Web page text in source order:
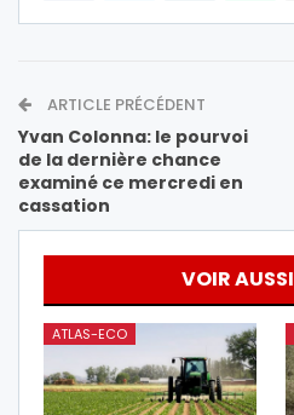
ARTICLE PRÉCÉDENT
Yvan Colonna: le pourvoi
de la dernière chance
examiné ce mercredi en
cassation
VOIR AUSSI
ATLAS-ECO